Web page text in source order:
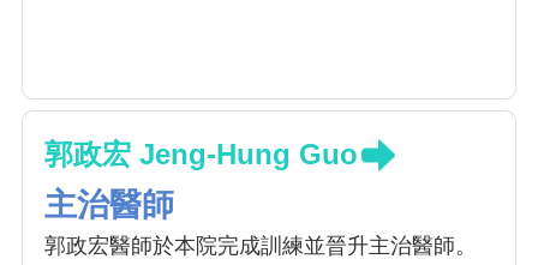
郭政宏 Jeng-Hung Guo
主治醫師
郭政宏醫師於本院完成訓練並晉升主治醫師。